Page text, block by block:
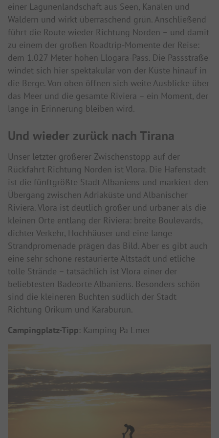
einer Lagunenlandschaft aus Seen, Kanälen und
Wäldern und wirkt überraschend grün. Anschließend
führt die Route wieder Richtung Norden – und damit
zu einem der großen Roadtrip-Momente der Reise:
dem 1.027 Meter hohen Llogara-Pass. Die Passstraße
windet sich hier spektakulär von der Küste hinauf in
die Berge. Von oben öffnen sich weite Ausblicke über
das Meer und die gesamte Riviera – ein Moment, der
lange in Erinnerung bleiben wird.
Und wieder zurück nach Tirana
Unser letzter größerer Zwischenstopp auf der
Rückfahrt Richtung Norden istVlora. Die Hafenstadt
ist die fünftgrößte Stadt Albaniens und markiert den
Übergang zwischen Adriaküste und Albanischer
Riviera. Vlora ist deutlich größer und urbaner als die
kleinen Orte entlang der Riviera: breite Boulevards,
dichter Verkehr, Hochhäuser und eine lange
Strandpromenade prägen das Bild. Aber es gibt auch
eine sehr schöne restaurierte Altstadt und etliche
tolle Strände – tatsächlich ist Vlora einer der
beliebtesten Badeorte Albaniens. Besonders schön
sind die kleineren Buchten südlich der Stadt
Richtung Orikum und Karaburun.
Campingplatz-Tipp: Kamping Pa Emer